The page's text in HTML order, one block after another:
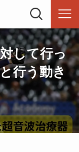
して行っ
行う動き